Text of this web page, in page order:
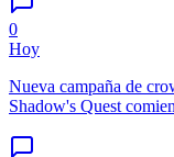
0
Hoy
Nueva campaña de
Shadow's Quest